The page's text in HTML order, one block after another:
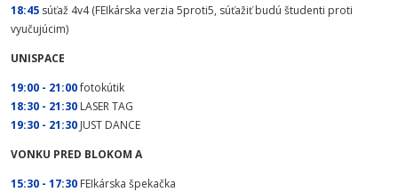
18:45 súťaž 4v4 (FEIkárska verzia 5proti5, súťažiť budú študenti proti
vyučujúcim)
UNISPACE
19:00 - 21:00fotokútik
18:30 - 21:30 LASER TAG
19:30 - 21:30 JUST DANCE
VONKU PRED BLOKOM A
15:30 - 17:30 FEIkárska špekačka